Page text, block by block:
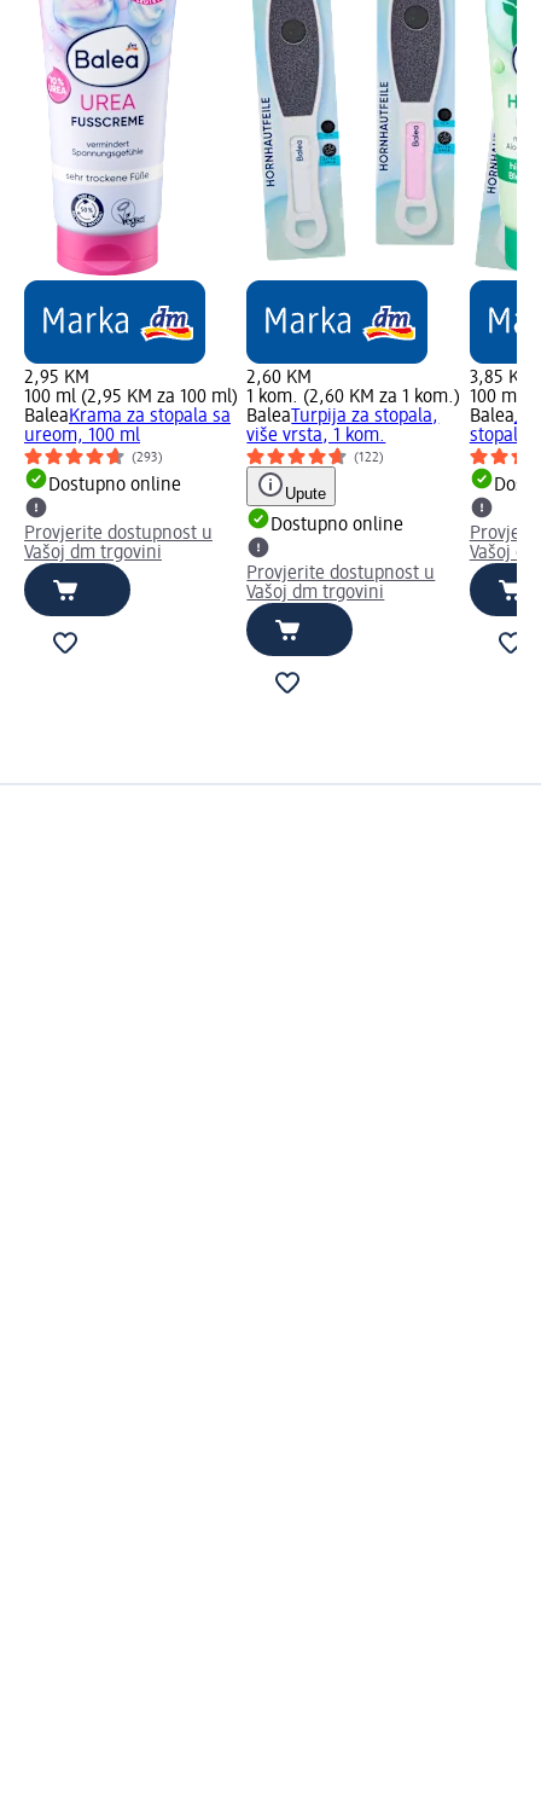
2,95 KM
100 ml (2,95 KM za 100 ml)
BaleaKrama za stopala sa
ureom, 100 ml
(293)
Dostupno online
Provjerite dostupnost u
Vašoj dm trgovini
2,60 KM
1 kom. (2,60 KM za 1 kom.)
Balea Turpija za stopala,
više vrsta, 1 kom.
(122)
Upute
Dostupno online
Provjerite dostupnost u
Vašoj dm trgovini
3,85 KM
100 ml
Balea
stopala,
Vašoj